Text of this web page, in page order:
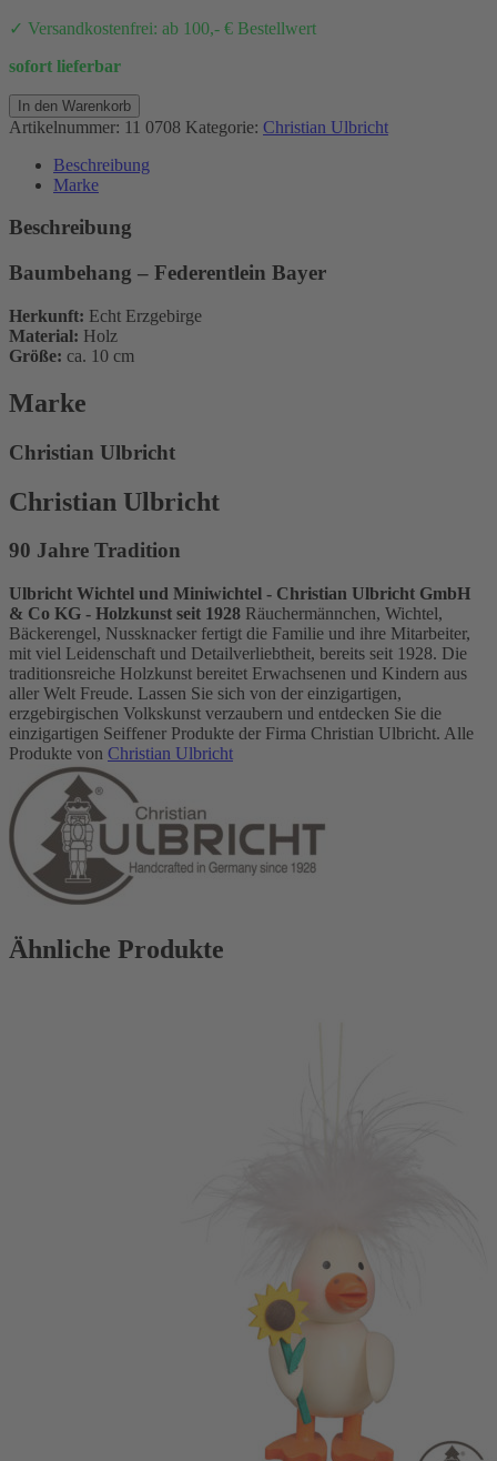
✓ Versandkostenfrei: ab 100,- € Bestellwert
sofort lieferbar
BB
Federentlein
Menge
In den Warenkorb
Artikelnummer: 11 0708 Kategorie: Christian Ulbricht
Beschreibung
Marke
Beschreibung
Baumbehang – Federentlein Bayer
Herkunft: Echt Erzgebirge
Material: Holz
Größe: ca. 10 cm
Marke
Christian Ulbricht
Christian Ulbricht
90 Jahre Tradition
Ulbricht Wichtel und Miniwichtel - Christian Ulbricht GmbH
& Co KG - Holzkunst seit 1928 Räuchermännchen, Wichtel,
Bäckerengel, Nussknacker fertigt die Familie und ihre Mitarbeiter,
mit viel Leidenschaft und Detailverliebtheit, bereits seit 1928. Die
traditionsreiche Holzkunst bereitet Erwachsenen und Kindern aus
aller Welt Freude. Lassen Sie sich von der einzigartigen,
erzgebirgischen Volkskunst verzaubern und entdecken Sie die
einzigartigen Seiffener Produkte der Firma Christian Ulbricht. Alle
Produkte von Christian Ulbricht
Ähnliche Produkte